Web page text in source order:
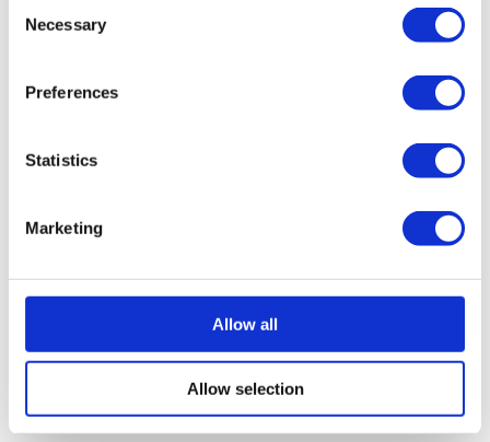
Selection
Necessary
Preferences
Statistics
Marketing
Allow all
Allow selection
Constante en betrouwbare kwaliteit
Geproduceerd met gecontroleerde materialen en
met een consistente en hoogwaardige uitstraling.